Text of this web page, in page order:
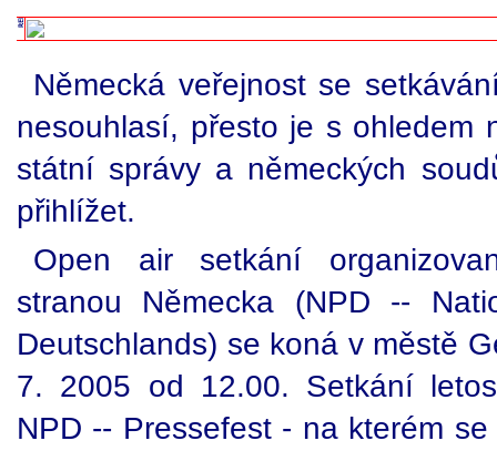
Německá veřejnost se
nesouhlasí, přesto je s ohledem
státní správy a německých
přihlížet.
Open air setkání
stranou Německa (NPD --
Deutschlands) se koná v městě
7. 2005 od 12.00. Setkání
NPD -- Pressefest - na kterém